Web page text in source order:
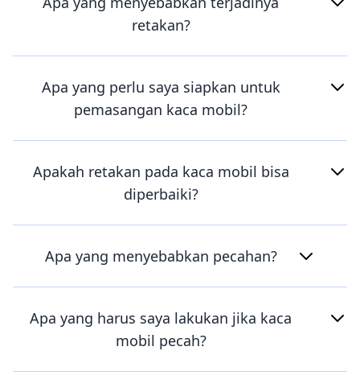
retakan?
Apa yang perlu saya siapkan untuk
pemasangan kaca mobil?
Apakah retakan pada kaca mobil bisa
diperbaiki?
Apa yang menyebabkan pecahan?
Apa yang harus saya lakukan jika kaca
mobil pecah?